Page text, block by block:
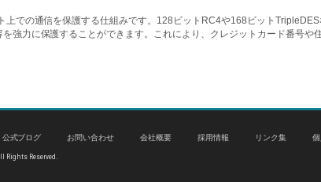
での通信を保護する仕組みです。128ビットRC4や168ビットTripleDES
力に保護することができます。これにより、クレジットカード番号や
公式ブログ お問い合わせ 会社概要 採用情報 リンク集
Reserved.